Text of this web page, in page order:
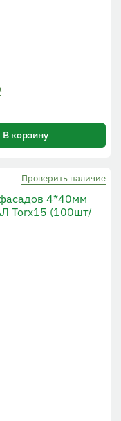
В корзину
Проверить наличие
4*40мм
Torx15 (100шт/